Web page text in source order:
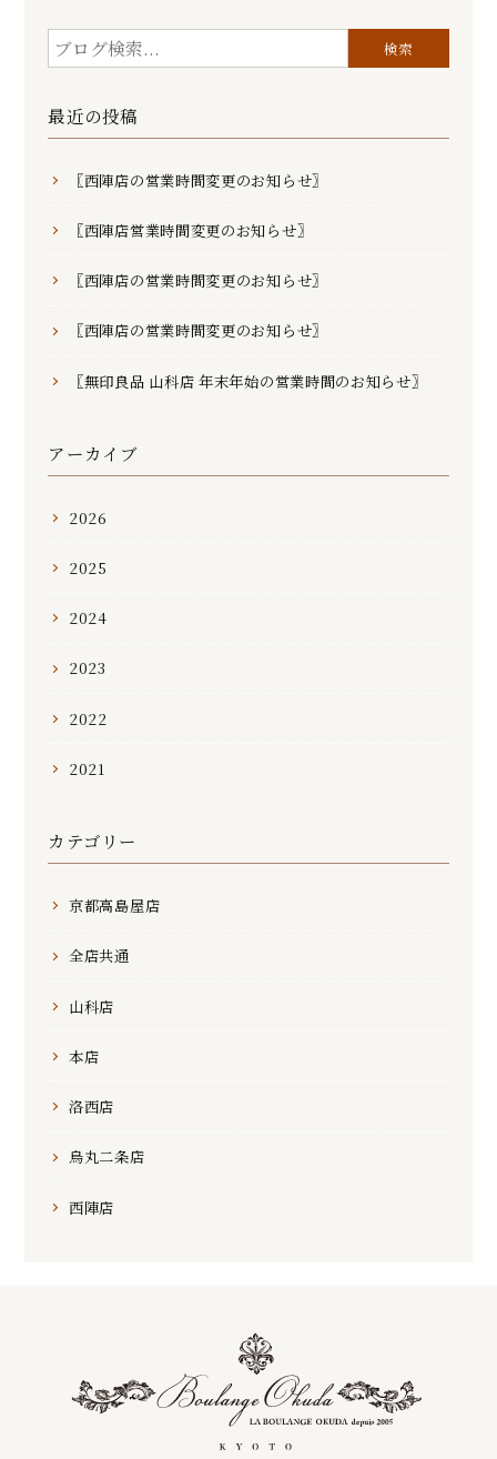
最近の投稿
〖西陣店の営業時間変更のお知らせ〗
〖西陣店営業時間変更のお知らせ〗
〖西陣店の営業時間変更のお知らせ〗
〖西陣店の営業時間変更のお知らせ〗
〖無印良品 山科店 年末年始の営業時間のお知らせ〗
アーカイブ
2026
2025
2024
2023
2022
2021
カテゴリー
京都高島屋店
全店共通
山科店
本店
洛西店
烏丸二条店
西陣店